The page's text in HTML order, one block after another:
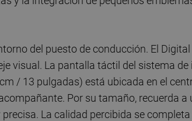
del puesto de conducción. El
visual. La pantalla táctil del sistema
/ 13 pulgadas) está ubicada en el
Por su tamaño, recuerda
La calidad percibida se